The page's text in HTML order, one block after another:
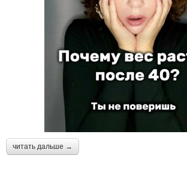
читать дальше →